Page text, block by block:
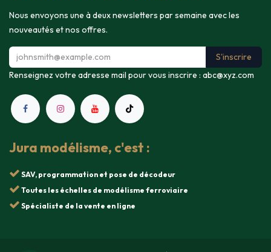
Nous envoyons une à deux newsletters par semaine avec les
nouveautés et nos offres.
S'inscrire
Renseignez votre adresse mail pour vous inscrire : abc@xyz.com
Jura modélisme, c'est :
SAV, programmation et pose de décodeur
Toutes les échelles de modélisme ferroviaire
Spécialiste de la vente en ligne